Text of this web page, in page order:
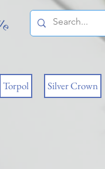
Torpol Silver Crown